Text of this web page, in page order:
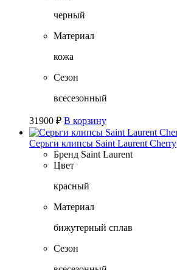
черный
Материал
кожа
Сезон
всесезонный
31900 ₽ В корзину
Серьги клипсы Saint Laurent Cherry
Бренд Saint Laurent
Цвет
красный
Материал
бижутерный сплав
Сезон